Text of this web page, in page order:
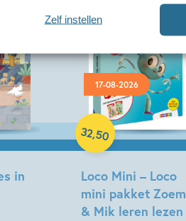
Zelf instellen
in
17-08-2026
Loco Mini – Loco
mini pakket Zoem
& Mik leren lezen
32,50
Paperback